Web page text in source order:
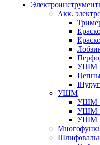
Акк.
УШМ
УШМ
УШМ
УШМ
УШМ